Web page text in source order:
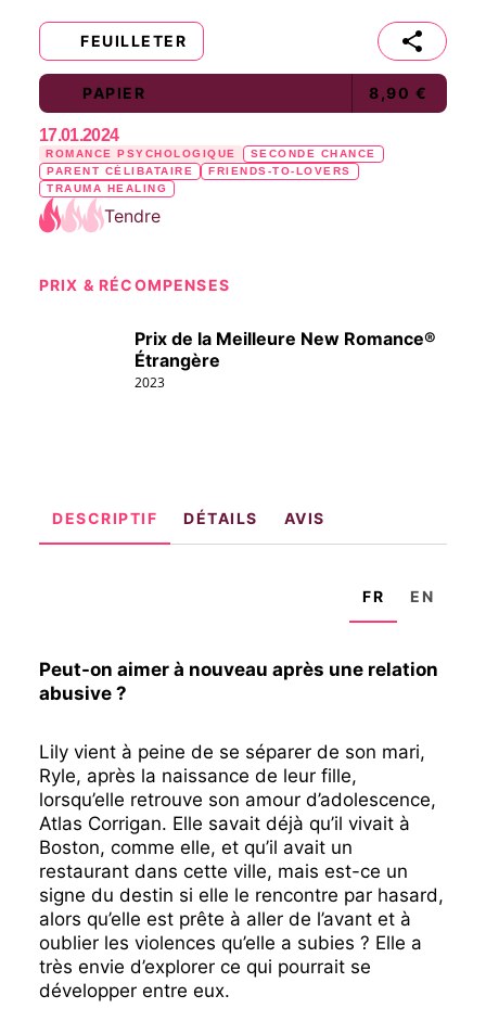
FEUILLETER
PAPIER 8,90 €
17.01.2024
ROMANCE PSYCHOLOGIQUE
SECONDE CHANCE
PARENT CÉLIBATAIRE
FRIENDS-TO-LOVERS
TRAUMA HEALING
Tendre
PRIX & RÉCOMPENSES
Prix de la Meilleure New Romance®
Étrangère
2023
DESCRIPTIF DÉTAILS AVIS
FR EN
Peut-on aimer à nouveau après une relation
abusive ?
Lily vient à peine de se séparer de son mari,
Ryle, après la naissance de leur fille,
lorsqu’elle retrouve son amour d’adolescence,
Atlas Corrigan. Elle savait déjà qu’il vivait à
Boston, comme elle, et qu’il avait un
restaurant dans cette ville, mais est-ce un
signe du destin si elle le rencontre par hasard,
alors qu’elle est prête à aller de l’avant et à
oublier les violences qu’elle a subies ? Elle a
très envie d’explorer ce qui pourrait se
développer entre eux.